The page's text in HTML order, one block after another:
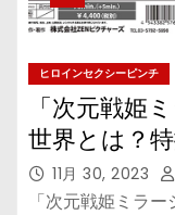
ヒロインセクシーピンチ
「次元戦姫
世界とは？
11月 30, 2023
「次元戦姫ミラ